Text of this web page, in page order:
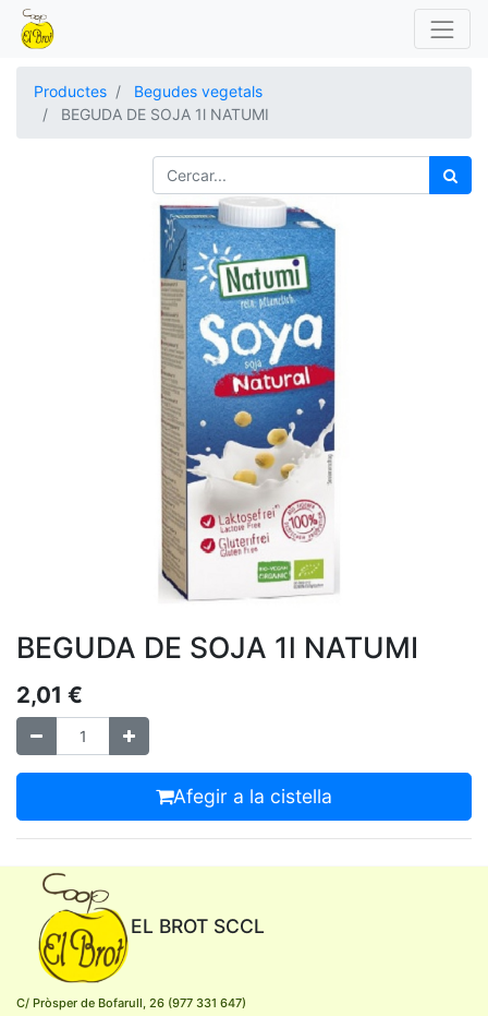
Productes
Begudes vegetals
BEGUDA DE SOJA 1l NATUMI
BEGUDA DE SOJA 1l NATUMI
2,01 €
Afegir a la cistella
EL BROT SCCL
C/ Pròsper de Bofarull, 26 (977 331 647)